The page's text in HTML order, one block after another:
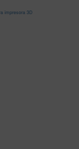
impresora 3D